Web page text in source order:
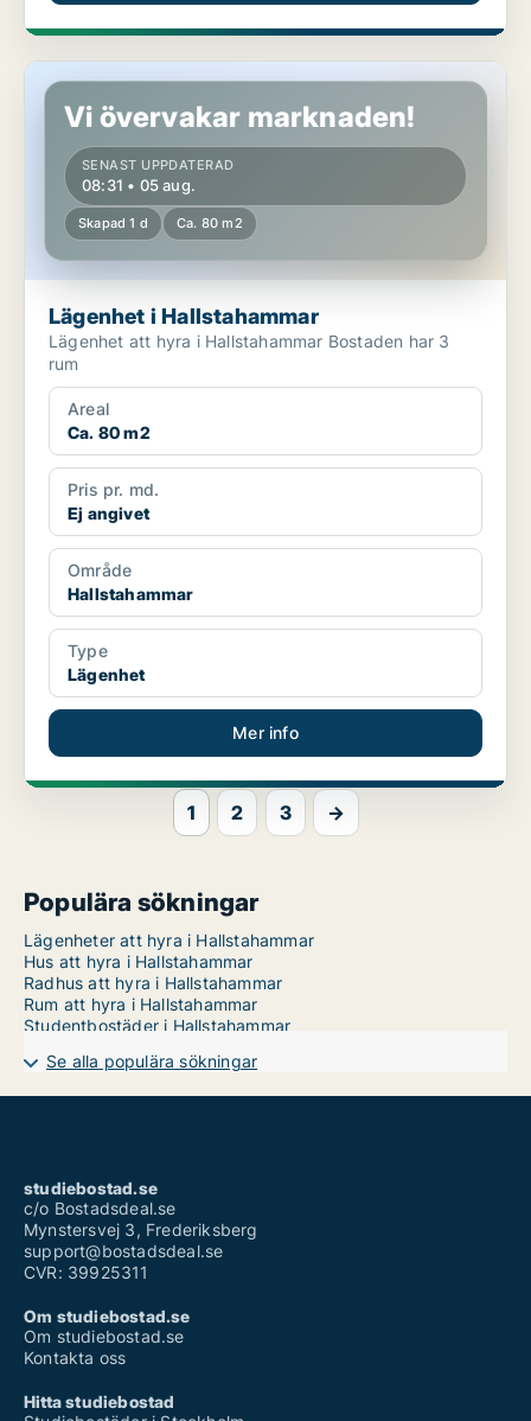
Lägenhet i Hallstahammar
Vi övervakar marknaden!
SENAST UPPDATERAD
08:31 • 05 aug.
Skapad 1 d Ca. 80 m2
Lägenhet i Hallstahammar
Lägenhet att hyra i Hallstahammar Bostaden har 3
rum
Areal
Ca. 80 m2
Pris pr. md.
Ej angivet
Område
Hallstahammar
Type
Lägenhet
Mer info
1 2 3 →
Populära sökningar
Lägenheter att hyra i Hallstahammar
Hus att hyra i Hallstahammar
Radhus att hyra i Hallstahammar
Rum att hyra i Hallstahammar
Studentbostäder i Hallstahammar
Se alla populära sökningar
studiebostad.se
c/o Bostadsdeal.se
Mynstersvej 3, Frederiksberg
support@bostadsdeal.se
CVR: 39925311
Om studiebostad.se
Om studiebostad.se
Kontakta oss
Hitta studiebostad